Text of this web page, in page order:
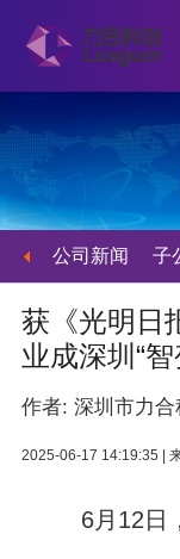
公司新闻 子
获《光明日
业成深圳“智
作者: 深圳市力合
2025-06-17 14:19:35 |
6月12日